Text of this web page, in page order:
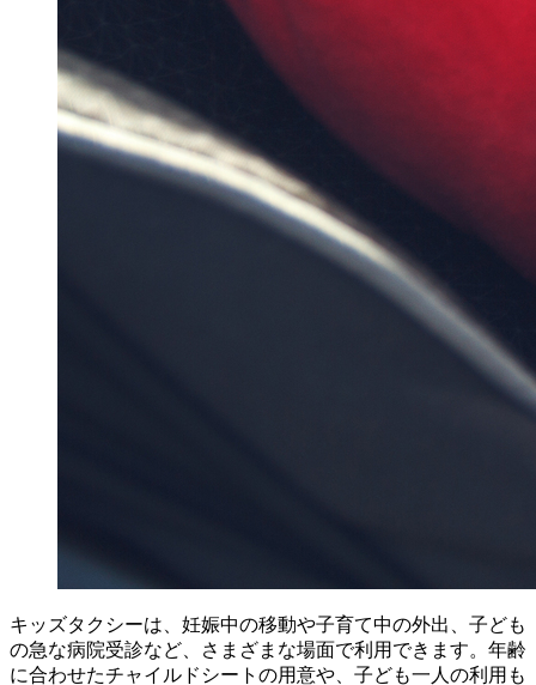
キッズタクシーは、妊娠中の移動や子育て中の外出、子ども
の急な病院受診など、さまざまな場面で利用できます。年齢
に合わせたチャイルドシートの用意や、子ども一人の利用も